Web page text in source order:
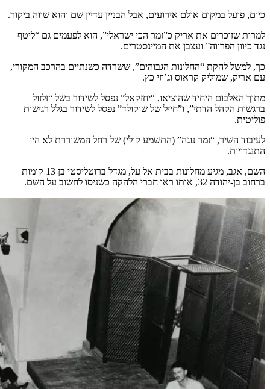
כיום, פועל במקום אולם אירועים, אבל הבניין עדיין שם והוא שווה ביקור.
למרות שזוכרים את אריק כ”זמר הכי ישראלי”, הוא לפעמים גם “ליטף
נגד כיוון הפרווה” ועצבן את המיינסטרים.
כך, למשל להקת “החלונות הגבוהים”, ששרדה כשנתיים בהרכב המקורי,
עם אריק, שמוליק קראוס וג’וזי כץ.
מתוך האלבום היחיד שהוציאו, “יחזקאל” נפסל לשידור בשל “זלזול
ברגשות הקהל הדתי”, ו”חייל של שוקולד” נפסל לשידור בגלל רגישות
פוליטית.
לעיבוד השיר, “זמר נוגה” (התשמע קולי) של רחל המשוררת לא היו
התנגדויות.
השם, אגב, מגיע מחלונות בבית אל על, מגדל ברוטליסטי בן 13 קומות
ברחוב בן-יהודה 32, אותו ראו חברי הלהקה כשניסו לחשוב על השם.